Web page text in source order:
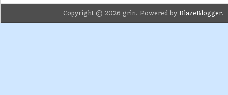
Copyright © 2026 grin. Powered byBlazeBlogger.